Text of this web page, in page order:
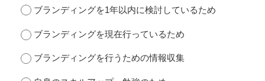
ブランディングを1年以内に検討しているため
ブランディングを現在行っているため
ブランディングを行うための情報収集